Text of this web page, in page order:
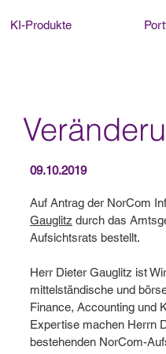
KI-Produkte
09.10.2019
Auf Antrag der NorCom
Gauglitz durch das
Aufsichtsrats bestellt.
Herr Dieter Gauglitz ist
mittelständische und
Finance, Accounting und
Expertise machen Herrn
bestehenden NorCom-